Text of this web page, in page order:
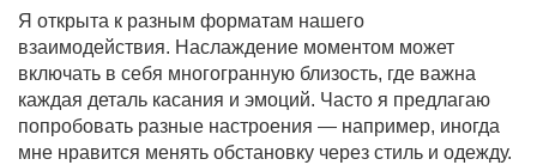
Я открыта к разным форматам нашего
взаимодействия. Наслаждение моментом может
включать в себя многогранную близость, где важна
каждая деталь касания и эмоций. Часто я предлагаю
попробовать разные настроения — например, иногда
мне нравится менять обстановку через стиль и одежду.